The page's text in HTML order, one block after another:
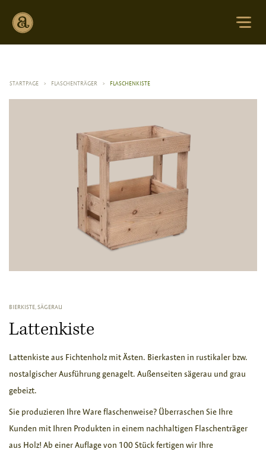
STARTPAGE > FLASCHENTRÄGER > FLASCHENKISTE
BIERKISTE, SÄGERAU
Lattenkiste
Lattenkiste aus Fichtenholz mit Ästen. Bierkasten in rustikaler bzw.
nostalgischer Ausführung genagelt. Außenseiten sägerau und grau
gebeizt.
Sie produzieren Ihre Ware flaschenweise? Überraschen Sie Ihre
Kunden mit Ihren Produkten in einem nachhaltigen Flaschenträger
aus Holz! Ab einer Auflage von 100 Stück fertigen wir Ihre